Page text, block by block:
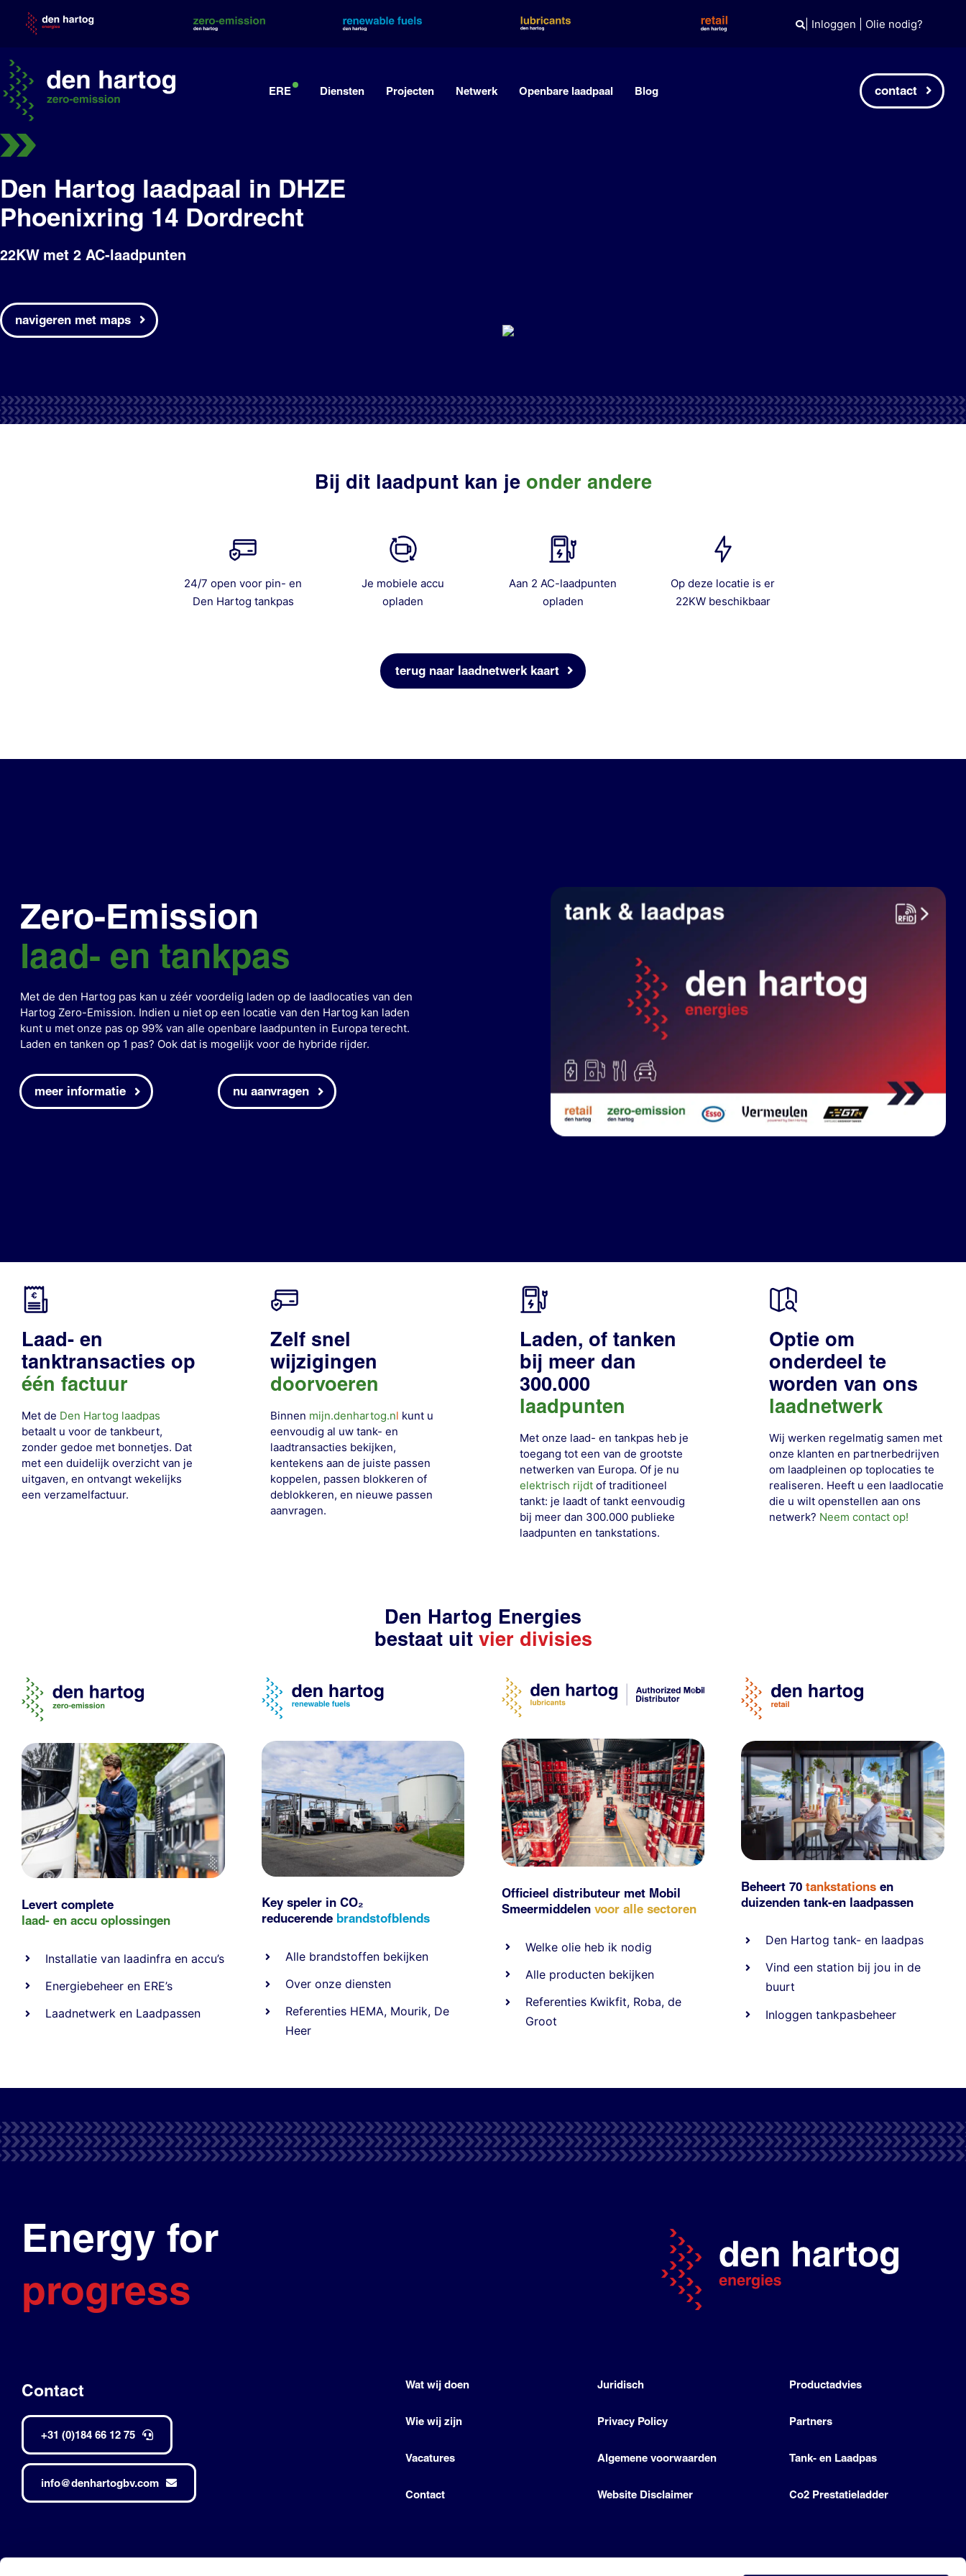
content
| Inloggen Olie nodig?
ERE Diensten Projecten Netwerk Openbare laadpaal Blog contact
Den Hartog laadpaal in DHZE
Phoenixring 14 Dordrecht
22KW met 2 AC-laadpunten
navigeren met maps
Bij dit laadpunt kan je onder andere
24/7 open voor pin- en
Den Hartog tankpas
Je mobiele accu
opladen
Aan 2 AC-laadpunten
opladen
Op deze locatie is er
22KW beschikbaar
terug naar laadnetwerk kaart
Zero-Emission
laad- en tankpas
Met de den Hartog pas kan u zéér voordelig laden op de laadlocaties van den
Hartog Zero-Emission. Indien u niet op een locatie van den Hartog kan laden
kunt u met onze pas op 99% van alle openbare laadpunten in Europa terecht.
Laden en tanken op 1 pas? Ook dat is mogelijk voor de hybride rijder.
meer informatie nu aanvragen
Laad- en
tanktransacties op
één factuur
Met de Den Hartog laadpas
betaalt u voor de tankbeurt,
zonder gedoe met bonnetjes. Dat
met een duidelijk overzicht van je
uitgaven, en ontvangt wekelijks
een verzamelfactuur.
Zelf snel
wijzigingen
doorvoeren
Binnen mijn.denhartog.nl kunt u
eenvoudig al uw tank- en
laadtransacties bekijken,
kentekens aan de juiste passen
koppelen, passen blokkeren of
deblokkeren, en nieuwe passen
aanvragen.
Laden, of tanken
bij meer dan
300.000
laadpunten
Met onze laad- en tankpas heb je
toegang tot een van de grootste
netwerken van Europa. Of je nu
elektrisch rijdt of traditioneel
tankt: je laadt of tankt eenvoudig
bij meer dan 300.000 publieke
laadpunten entankstations.
Optie om
onderdeel te
worden van ons
laadnetwerk
Wij werken regelmatig samen met
onze klanten en partnerbedrijven
om laadpleinen op toplocaties te
realiseren. Heeft u een laadlocatie
die u wilt openstellen aan ons
netwerk? Neem contact op!
Den Hartog Energies
bestaat uit vier divisies
Levert complete
laad- en accu oplossingen
Installatie van laadinfra en accu’s
Energiebeheer en ERE’s
Laadnetwerk en Laadpassen
Key speler in CO₂
reducerende brandstofblends
Alle brandstoffen bekijken
Over onze diensten
Referenties HEMA, Mourik, De
Heer
Officieel distributeur met Mobil
Smeermiddelen voor alle sectoren
Welke olie heb ik nodig
Alle producten bekijken
Referenties Kwikfit, Roba, de
Groot
Beheert 70tankstationsen
duizendentank-en laadpassen
Den Hartog tank- en laadpas
Vind een station bij jou in de
buurt
Inloggen tankpasbeheer
Energy for
progress
Contact
+31 (0)184 66 12 75
info@denhartogbv.com
Wat wij doen
Wie wij zijn
Vacatures
Contact
Juridisch
Privacy Policy
Algemene voorwaarden
Website Disclaimer
Productadvies
Partners
Tank- en Laadpas
Co2 Prestatieladder